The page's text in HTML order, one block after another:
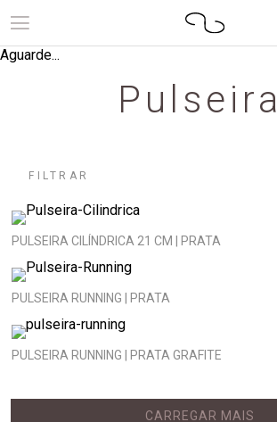
Aguarde...
Pulseira
FILTRAR
PULSEIRA CILÍNDRICA 21 CM | PRATA
PULSEIRA RUNNING | PRATA
PULSEIRA RUNNING | PRATA GRAFITE
CARREGAR MAIS